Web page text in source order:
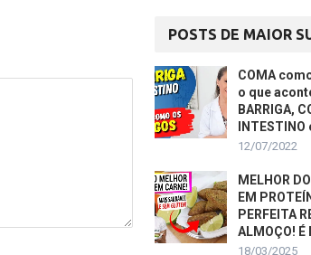
POSTS DE MAIOR
COMA
o que
BARRIGA,
12/07/2022
MELHOR
EM
PERFEITA
ALMOÇO! É
18/03/2025